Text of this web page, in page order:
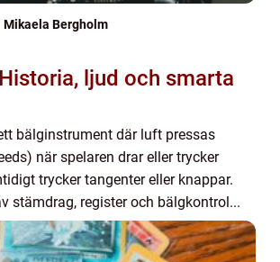
Mikaela Bergholm
ljud och smarta
bälginstrument där luft pressas
när spelaren drar eller trycker
trycker tangenter eller knappar.
stämdrag, register och bälgkontrol...